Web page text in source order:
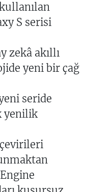
S serisi
zekâ akıllı
yeni bir çağ
seride
yenilik
çevirileri